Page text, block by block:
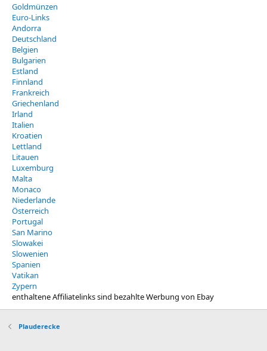
Goldmünzen
Euro-Links
Andorra
Deutschland
Belgien
Bulgarien
Estland
Finnland
Frankreich
Griechenland
Irland
Italien
Kroatien
Lettland
Litauen
Luxemburg
Malta
Monaco
Niederlande
Österreich
Portugal
San Marino
Slowakei
Slowenien
Spanien
Vatikan
Zypern
enthaltene Affiliatelinks sind bezahlte Werbung von Ebay
Plauderecke